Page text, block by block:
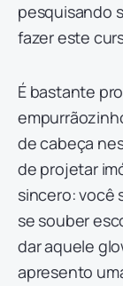
pesquisando
fazer este
É bastante
de cabeça
de projetar
sincero: você
se souber
dar aquele
apresento